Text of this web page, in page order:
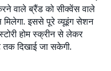
वाले ब्रैंड को सीक्वेंस वाले
इससे पूरे व्यूइंग सेशन
होम स्क्रीन से लेकर
दिखाई जा सकेगी.